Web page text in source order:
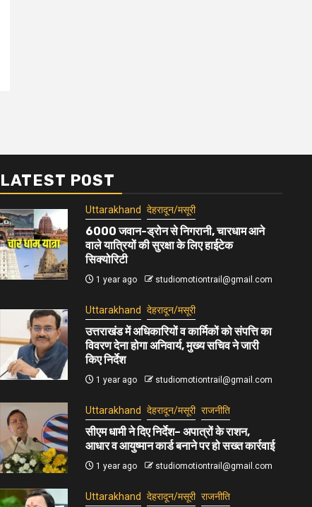
LATEST POST
Uttarakhand देहरादून/मसूरी
6000 जवान-ड्रोन से निगरानी, चारधाम आने
वाले यात्रियों की सुरक्षा के लिए हाईटेक
सिक्योरिटी
1 year ago studiomotiontrail@gmail.com
Uttarakhand देहरादून/मसूरी
उत्तराखंड में अधिकारियों व कार्मिकों को संपत्ति का
विवरण देना होगा अनिवार्य, मुख्य सचिव ने जारी
किए निर्देश
1 year ago studiomotiontrail@gmail.com
Uttarakhand देहरादून/मसूरी राजनीति
सीएम धामी ने दिए निर्देश– अपात्रों के राशन,
आधार व आयुष्मान कार्ड बनाने पर हो सख्त कार्रवाई
1 year ago studiomotiontrail@gmail.com
Uttarakhand देहरादून/मसूरी राजनीति